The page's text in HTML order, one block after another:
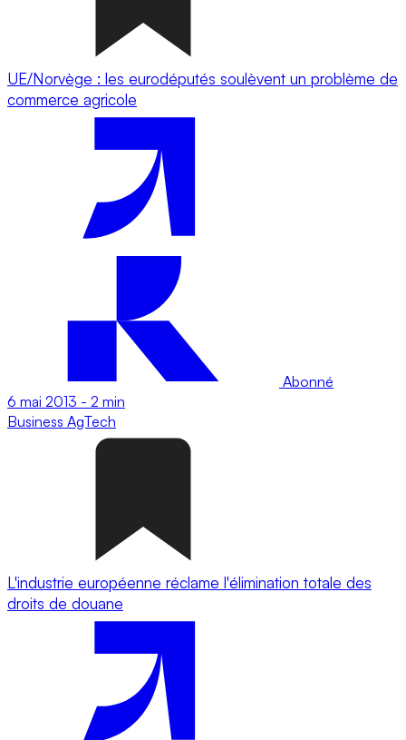
UE/Norvège : les eurodéputés soulèvent un problème de
commerce agricole
Abonné
6 mai 2013 - 2 min
Business AgTech
L'industrie européenne réclame l'élimination totale des
droits de douane